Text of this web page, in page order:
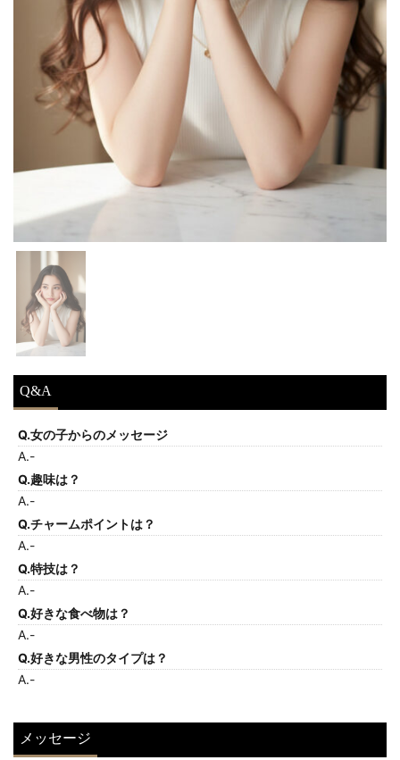
Q&A
Q.女の子からのメッセージ
A.-
Q.趣味は？
A.-
Q.チャームポイントは？
A.-
Q.特技は？
A.-
Q.好きな食べ物は？
A.-
Q.好きな男性のタイプは？
A.-
メッセージ